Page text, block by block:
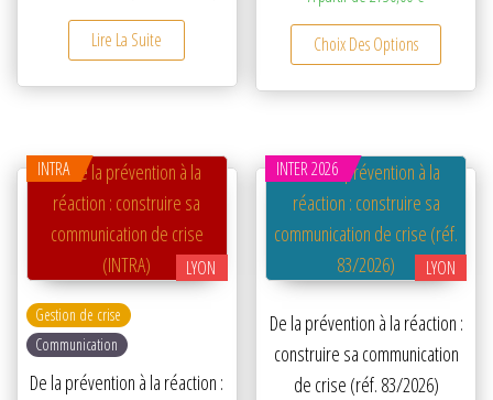
Lire La Suite Choix Des Options Ce
LYON
INTRA
Gestion de crise
Communication
De la prévention à la réaction :
LYON
INTER 2026
De la prévention à la réaction :
construire sa communication
de crise (réf. 83/2026)